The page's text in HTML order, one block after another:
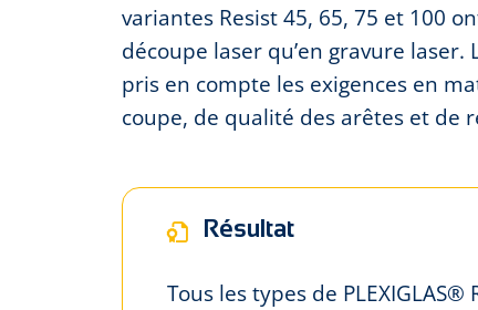
variantes Resist 45, 65, 75 et 100
découpe laser qu’en gravure laser.
pris en compte les exigences en
coupe, de qualité des arêtes et de
Résultat
Tous les types de